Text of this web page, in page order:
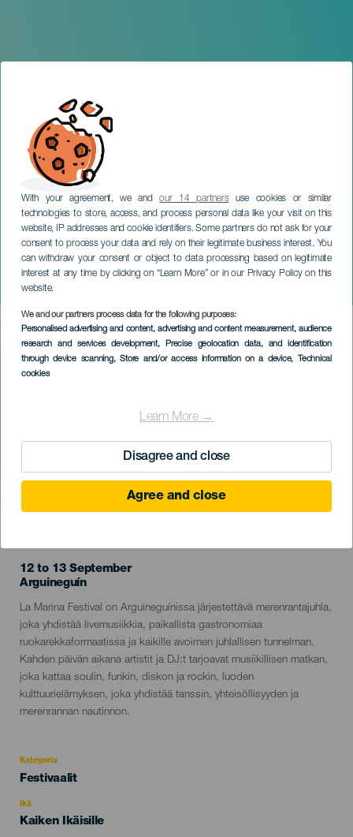
With your agreement, we andour 14 partnersuse cookies or similar
technologies to store, access, and process personal data like your visit on this
website, IP addresses and cookie identifiers. Some partners do not ask for your
consent to process your data and rely on their legitimate business interest. You
can withdraw your consent or object to data processing based on legitimate
interest at any time by clicking on “Learn More” or in our Privacy Policy on this
website.
We and our partners process data for the following purposes:
Personalised advertising and content, advertising and content measurement, audience
research and services development, Precise geolocation data, and identification
through device scanning, Store and/or access information on a device, Technical
cookies
Learn More →
Disagree and close
Agree and close
La Marina Festival
GRAN CANARIA
Imagen
Listado
12 to 13 September
Localidad
Arguineguín
Descripción
del
evento
La Marina Festival on Arguineguínissa järjestettävä merenrantajuhla,
joka yhdistää livemusiikkia, paikallista gastronomiaa
ruokarekkaformaatissa ja kaikille avoimen juhlallisen tunnelman.
Kahden päivän aikana artistit ja DJ:t tarjoavat musiikillisen matkan,
joka kattaa soulin, funkin, diskon ja rockin, luoden
kulttuurielämyksen, joka yhdistää tanssin, yhteisöllisyyden ja
merenrannan nautinnon.
Kategoria
Categoría
evento
Festivaalit
Ikä
Edad
Kaiken Ikäisille